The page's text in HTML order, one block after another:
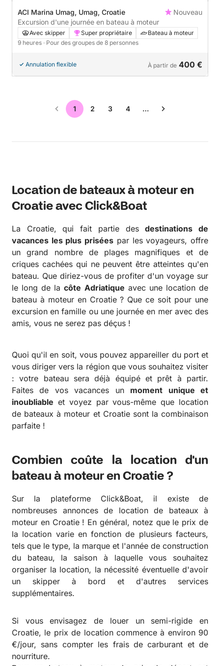
ACI Marina Umag, Umag, Croatie
Nouveau
Excursion d'une journée en bateau à moteur
Avec skipper Super propriétaire
Bateau à moteur
9 heures · Pour des groupes de 8 personnes
Annulation flexible À partir de 400 €
1 2 3 4 …
Location de bateaux à moteur en
Croatie avec Click&Boat
La Croatie, qui fait partie desdestinations de
vacances les plus prisées par les voyageurs, offre
un grand nombre de plages magnifiques et de
criques cachées qui ne peuvent être atteintes qu'en
bateau. Que diriez-vous de profiter d'un voyage sur
le long de lacôte Adriatique avec une location de
bateau à moteur en Croatie ? Que ce soit pour une
excursion en famille ou une journée en mer avec des
amis, vous ne serez pas déçus !
Quoi qu'il en soit, vous pouvez appareiller du port et
vous diriger vers la région que vous souhaitez visiter
: votre bateau sera déjà équipé et prêt à partir.
Faites de vos vacances un moment unique et
inoubliable et voyez par vous-même que location
de bateaux à moteur et Croatie sont la combinaison
parfaite !
Combien coûte la location d'un
bateau à moteur en Croatie ?
Sur la plateforme Click&Boat, il existe de
nombreuses annonces de location de bateaux à
moteur en Croatie ! En général, notez que le prix de
la location varie en fonction de plusieurs facteurs,
tels que le type, la marque et l'année de construction
du bateau, la saison à laquelle vous souhaitez
organiser la location, la nécessité éventuelle d'avoir
un skipper à bord et d'autres services
supplémentaires.
Si vous envisagez de louer un semi-rigide en
Croatie, le prix de location commence à environ 90
€/jour, sans compter les frais de carburant et de
nourriture.